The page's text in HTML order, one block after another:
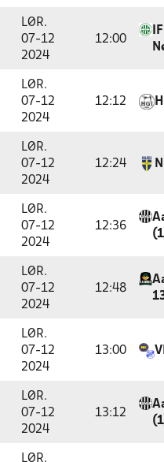
LØR.
07-12
2024
12:00
LØR.
07-12
2024
12:12
LØR.
07-12
2024
12:24
LØR.
07-12
2024
12:36
LØR.
07-12
2024
12:48
LØR.
07-12
2024
13:00
LØR.
07-12
2024
13:12
LØR.